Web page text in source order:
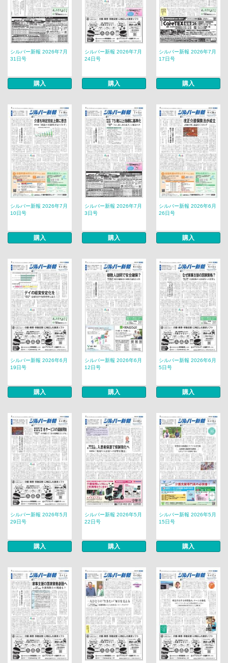
シルバー新報 2026年7月
31日号
購入
シルバー新報 2026年7月
24日号
購入
シルバー新報 2026年7月
17日号
購入
シルバー新報 2026年7月
10日号
購入
シルバー新報 2026年7月
3日号
購入
シルバー新報 2026年6月
26日号
購入
シルバー新報 2026年6月
19日号
購入
シルバー新報 2026年6月
12日号
購入
シルバー新報 2026年6月
5日号
購入
シルバー新報 2026年5月
29日号
購入
シルバー新報 2026年5月
22日号
購入
シルバー新報 2026年5月
15日号
購入